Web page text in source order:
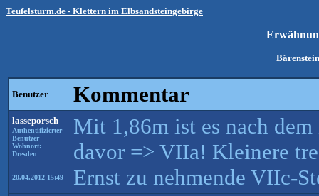
Teufelsturm.de - Klettern im Elbsandsteingebirge
Benutzer Kommentar
lasseporsch
Authentifizierter
Benutzer
Wohnort:
Dresden
20.04.2012 15:49
Mit 1,86m ist es nach
davor => VIIa! Kleinere
Ernst zu nehmende VIIc-